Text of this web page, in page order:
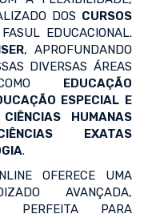
DOS CURSOS
EDUCACIONAL.
, APROFUNDANDO
DIVERSAS ÁREAS
EDUCAÇÃO
ESPECIAL E
HUMANAS
EXATAS
.
OFERECE UMA
AVANÇADA,
PERFEITA PARA